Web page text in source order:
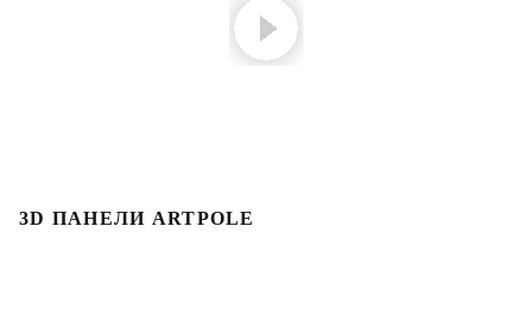
3D ПАНЕЛИ ARTPOLE